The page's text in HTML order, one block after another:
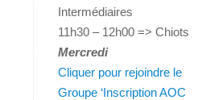
Intermédiaires
11h30 – 12h00 => Chiots
Mercredi
Cliquer pour rejoindre le
Groupe ‘Inscription AOC